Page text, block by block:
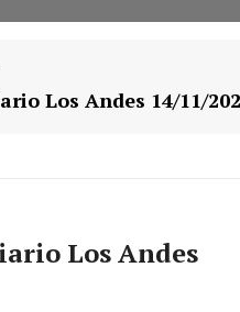
Los Andes 14/11/
Los Andes